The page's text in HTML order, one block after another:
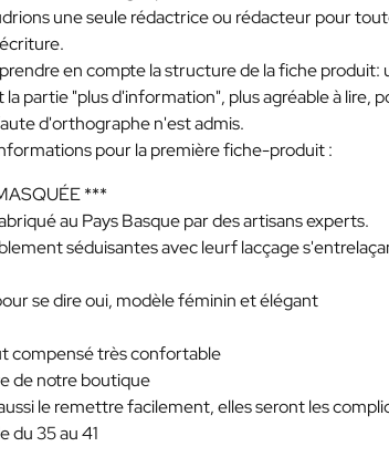
une seule rédactrice ou rédacteur pour
en compte la structure de la fiche
partie "plus d'information", plus agréable à lire,
d'orthographe n'est admis.
pour la première fiche-produit :
***
au Pays Basque par des artisans experts.
séduisantes avec leurf lacçage
se dire oui, modèle féminin et élégant
compensé très confortable
de notre boutique
le remettre facilement, elles seront les
du 35 au 41